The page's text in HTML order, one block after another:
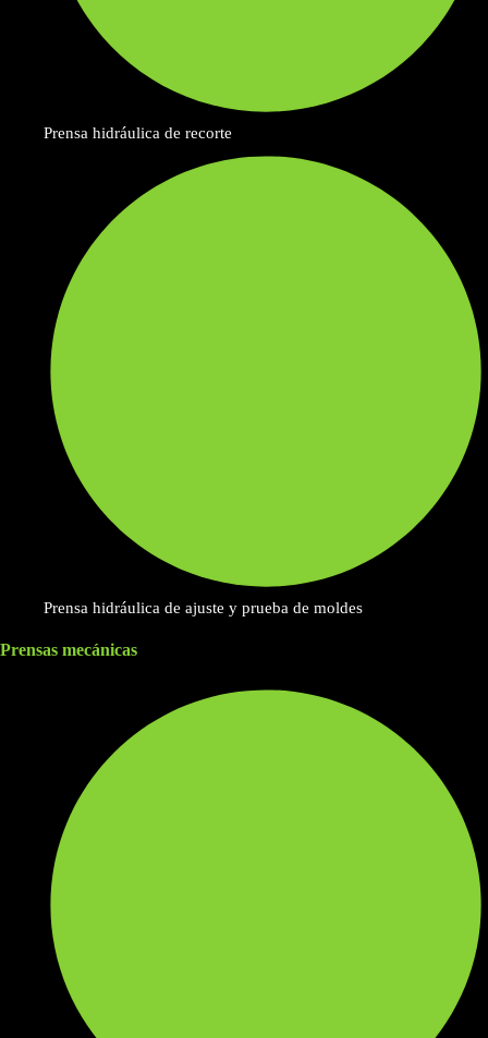
Prensa hidráulica de recorte
Prensa hidráulica de ajuste y prueba de moldes
Prensas mecánicas